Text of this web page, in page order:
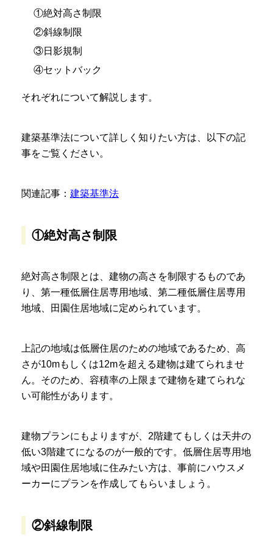
①絶対高さ制限
②斜線制限
③日影規制
④セットバック
それぞれについて解説します。
建築基準法について詳しく知りたい方は、以下の記
事をご覧ください。
関連記事： 建築基準法
①絶対高さ制限
絶対高さ制限とは、建物の高さを制限するものであ
り、第一種低層住居専用地域、第二種低層住居専用
地域、田園住居地域に定められています。
上記の地域は低層住居のための地域であるため、高
さが10mもしくは12mを超える建物は建てられませ
ん。そのため、容積率の上限まで建物を建てられな
い可能性があります。
建物プランにもよりますが、2階建てもしくは天井の
低い3階建てになるのが一般的です。低層住居専用地
域や田園住居地域に住みたい方は、事前にハウスメ
ーカーにプランを作成してもらいましょう。
②斜線制限